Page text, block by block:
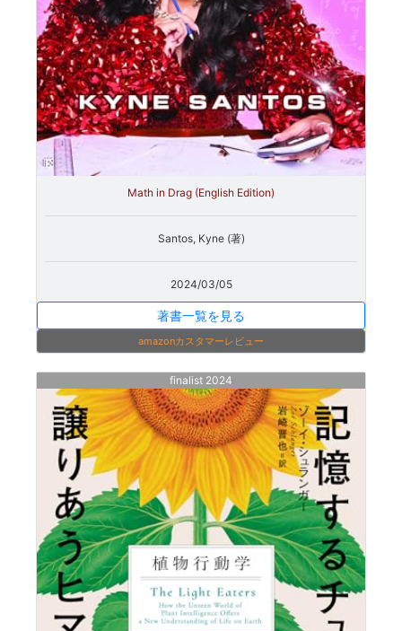
Math in Drag (English Edition)
Santos, Kyne (著)
2024/03/05
著書一覧を見る
amazonカスタマーレビュー
finalist 2024